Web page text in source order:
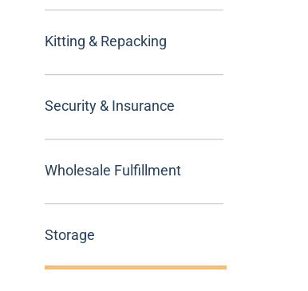
Kitting & Repacking
Security & Insurance
Wholesale Fulfillment
Storage